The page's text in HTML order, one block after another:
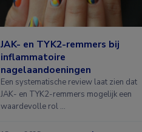
JAK- en TYK2-remmers bij
inflammatoire
nagelaandoeningen
Een systematische review laat zien dat
JAK- en TYK2-remmers mogelijk een
waardevolle rol …